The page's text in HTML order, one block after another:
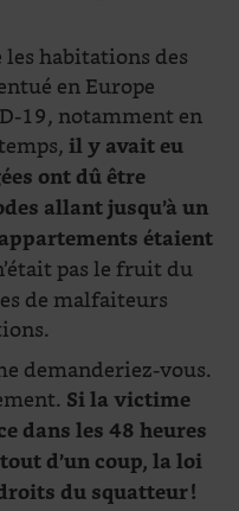
habitations des
en Europe
19, notamment en
il y avait eu
ont dû être
allant jusqu’à un
étaient
pas le fruit du
de malfaiteurs
demanderiez-vous.
Si la victime
dans les 48 heures
d’un coup, la loi
du squatteur !